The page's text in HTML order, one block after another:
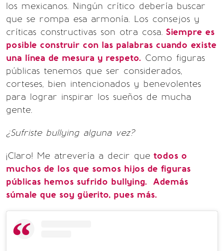
los mexicanos. Ningún crítico debería buscar
que se rompa esa armonía. Los consejos y
críticas constructivas son otra cosa. Siempre es
posible construir con las palabras cuando existe
una línea de mesura y respeto. Como figuras
públicas tenemos que ser considerados,
corteses, bien intencionados y benevolentes
para lograr inspirar los sueños de mucha
gente.
¿Sufriste bullying alguna vez?
¡Claro! Me atrevería a decir que todos o
muchos de los que somos hijos de figuras
públicas hemos sufrido bullying. Además
súmale que soy güerito, pues más.